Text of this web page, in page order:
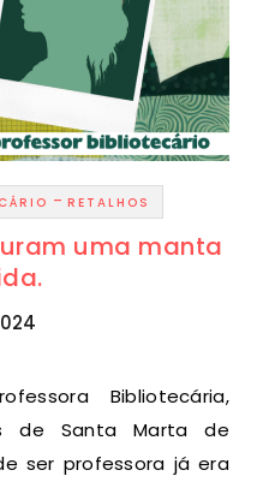
- RETALHOS
uma manta
de Santa Marta de
ser professora já era